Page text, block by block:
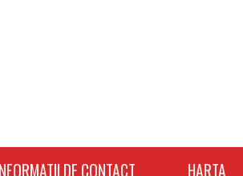
DE CONTACT HARTA